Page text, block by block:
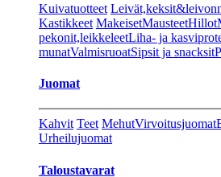
Kuivatuotteet
Kastikkeet MakeisetMausteetHillot
pekonit,leikkeleetLiha- ja
munatValmisruoatSipsit ja snacksit
Juomat
Kahvit Teet MehutVirvoitusjuomat
Urheilujuomat
Taloustavarat